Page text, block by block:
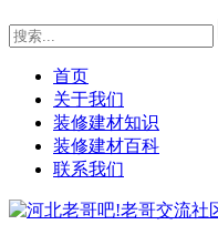
首页
关于我们
装修建材知识
装修建材百科
联系我们